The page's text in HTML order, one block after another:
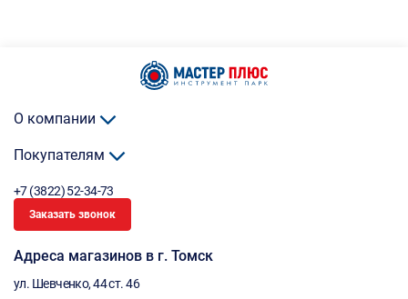
О компании
Покупателям
+7 (3822) 52-34-73
Заказать звонок
Адреса магазинов в г. Томск
ул. Шевченко, 44 ст. 46